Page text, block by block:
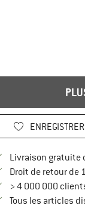
ENREGISTRER
Livraison gratuite
Droit de retour de
> 4 000 000
Tous les articles